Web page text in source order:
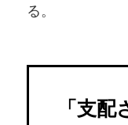
る。
「支配